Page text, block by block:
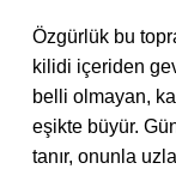
Özgürlük bu
kilidi içeriden
belli olmayan,
eşikte büyür.
tanır, onunla